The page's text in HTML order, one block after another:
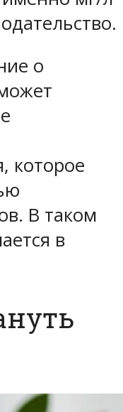
о
которое
В таком
в